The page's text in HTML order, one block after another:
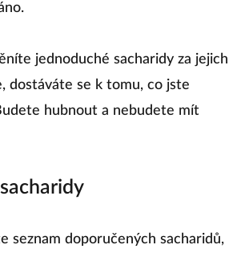
jednoduché sacharidy za jejich
dostáváte se k tomu, co jste
hubnout a nebudete mít
seznam doporučených sacharidů,